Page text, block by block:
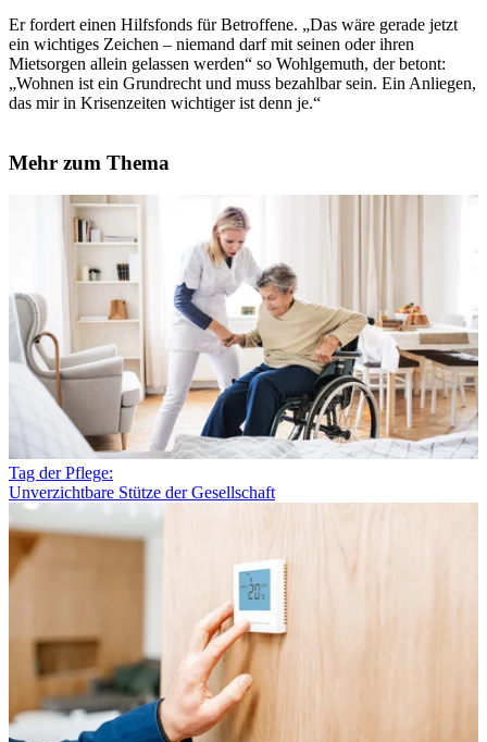
Er fordert einen Hilfsfonds für Betroffene. „Das wäre gerade jetzt
ein wichtiges Zeichen – niemand darf mit seinen oder ihren
Mietsorgen allein gelassen werden“ so Wohlgemuth, der betont:
„Wohnen ist ein Grundrecht und muss bezahlbar sein. Ein Anliegen,
das mir in Krisenzeiten wichtiger ist denn je.“
Mehr zum Thema
Tag der Pflege:
Unverzichtbare Stütze der Gesellschaft